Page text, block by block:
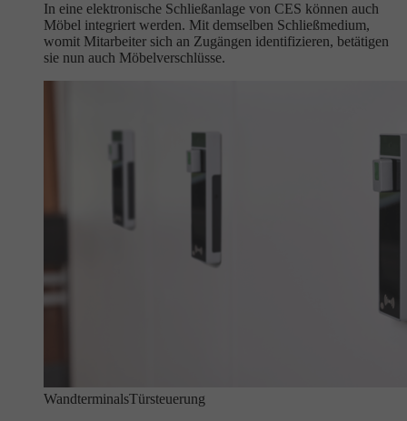
In eine elektronische Schließanlage von CES können auch
Möbel integriert werden. Mit demselben Schließmedium,
womit Mitarbeiter sich an Zugängen identifizieren, betätigen
sie nun auch Möbelverschlüsse.
WandterminalsTürsteuerung